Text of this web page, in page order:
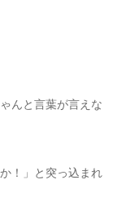
んと言葉が言えな
！」と突っ込まれ